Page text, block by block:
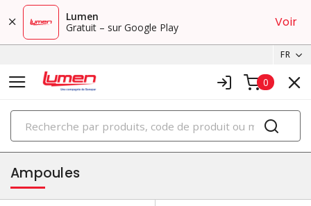
Lumen
Gratuit – sur Google Play
Voir
FR
0
PRODUITS
éclairage
Ampoules